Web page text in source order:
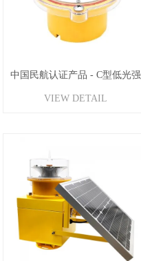
中国民航认证产品 - C型低光强
障碍灯-黄光
VIEW DETAIL